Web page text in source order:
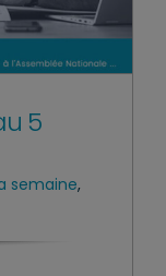
5
semaine,